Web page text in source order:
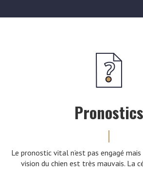
Pronostics
Le pronostic vital n’est pas engagé
vision du chien est très mauvais. La